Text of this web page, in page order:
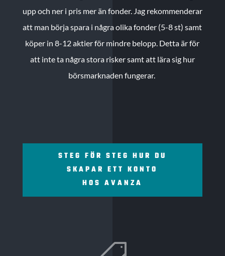
upp och ner i pris mer än fonder. Jag rekommenderar
att man börja spara i några olika fonder (5-8 st) samt
köper in 8-12 aktier för mindre belopp. Detta är för
att inte ta några stora risker samt att lära sig hur
börsmarknaden fungerar.
STEG FÖR STEG HUR DU
SKAPAR ETT KONTO
HOS AVANZA